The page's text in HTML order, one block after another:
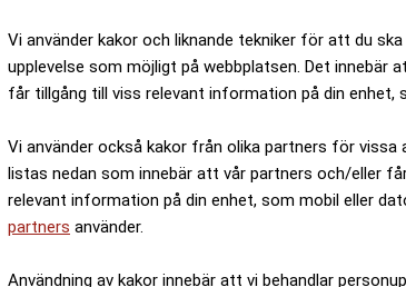
Vi använder kakor och liknande tekniker för att du
upplevelse som möjligt på webbplatsen. Det innebär
får tillgång till viss relevant information på din enhet,
Vi använder också kakor från olika partners för vissa
listas nedan som innebär att vår partners och/eller
relevant information på din enhet, som mobil eller
partners använder.
Användning av kakor innebär att vi behandlar